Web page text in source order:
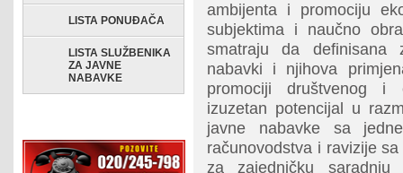
LISTA PONUĐAČA
LISTA SLUŽBENIKA
ZA JAVNE
NABAVKE
ambijenta i promociju
subjektima i naučno
smatraju da definisana
nabavki i njihova
promociji društvenog i
izuzetan potencijal u
javne nabavke sa
računovodstva i ravizije
za zajedničku saradnju